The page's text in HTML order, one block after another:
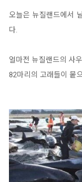
오늘은 뉴질랜드에서
다.
얼마전 뉴질랜드의 사
82마리의 고래들이 뭍